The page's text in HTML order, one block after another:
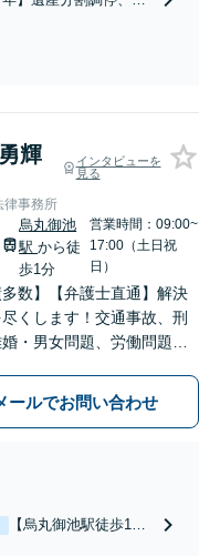
決の大事な鍵は早期
出来る限りご希望に
輝
インタビューを
見る
律事務所
烏丸御池
駅から徒
歩1分
営業時間：09:00~
17:00（土日祝
日）
多数】【弁護士直通】解決
くします！交通事故、刑
・男女問題、労働問題、
ください。【子連れ対応
夜間対応】
ールでお問い合わせ
【烏丸御池駅徒歩1